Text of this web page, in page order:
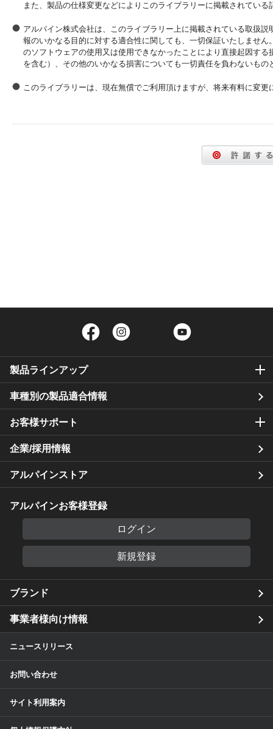
また、製品の仕様変更などによりこのライブラリーに掲載されてい
アルパイン株式会社は、このライブラリー上に掲載されている取扱
報のいかなる目的に対する適合性に関しても、一切保証いたしませ
のソフトウェアの使用又は使用できなかったことにより直接起因す
を含む）、その他のいかなる損害についても一切責任を負わないもの
このライブラリーは、現在無償でご利用頂けますが、将来有料に変
Facebook Twitter
製品ラインアップ
車種別の製品適合情報
お客様サポート
企業/採用情報
アルパインストア
アルパインお客様登録
ログイン
新規登録
ブランド
事業者様向け情報
ニュースリリース
お問い合わせ
サイト利用案内